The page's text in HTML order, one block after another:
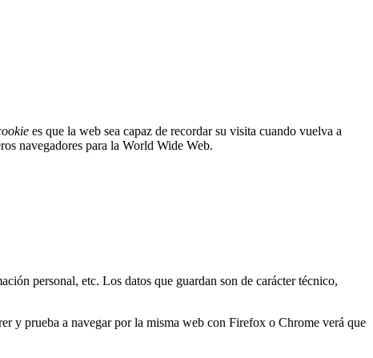
es que la web sea capaz de recordar su visita cuando vuelva a
navegadores para la World Wide Web.
personal, etc. Los datos que guardan son de carácter técnico,
y prueba a navegar por la misma web con Firefox o Chrome verá que